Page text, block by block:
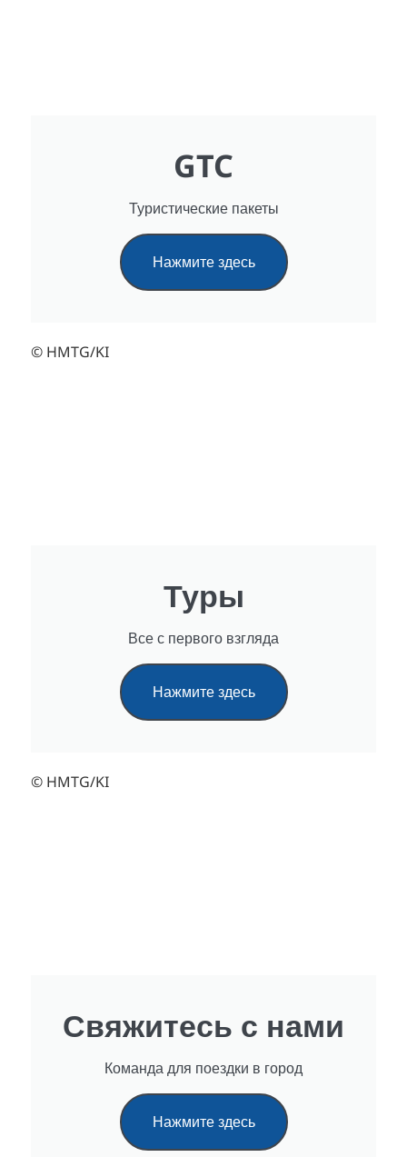
GTC
Туристические пакеты
Нажмите здесь
© HMTG/KI
Туры
Все с первого взгляда
Нажмите здесь
© HMTG/KI
Свяжитесь с нами
Команда для поездки в город
Нажмите здесь